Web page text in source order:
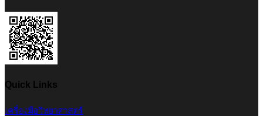
Quick Links
เครื่องมือวิทยาศาสตร์